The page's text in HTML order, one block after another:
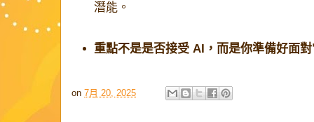
潛能。
重點不是是否接受 AI，而是你準備好面
on 7月 20, 2025